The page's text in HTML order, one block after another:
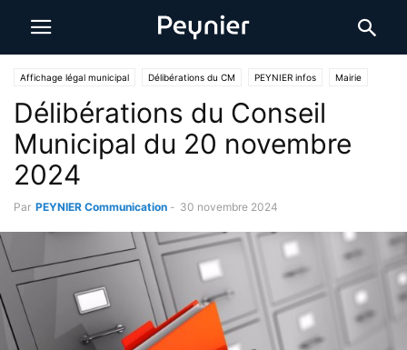
Affichage légal municipal Délibérations du CM PEYNIER infos Mairie
Délibérations du Conseil
Municipal du 20 novembre
2024
Par PEYNIER Communication - 30 novembre 2024